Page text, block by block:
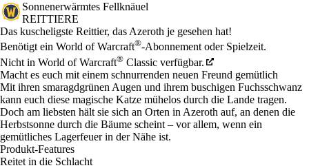
Sonnenerwärmtes Fellknäuel
REITTIERE
Product Notification
Das kuscheligste Reittier, das Azeroth je gesehen hat!
Preis
Available actions
Benötigt ein World of Warcraft®-Abonnement oder Spielzeit.
Nicht in World of Warcraft® Classic verfügbar.
Macht es euch mit einem schnurrenden neuen Freund gemütlich
Mit ihren smaragdgrünen Augen und ihrem buschigen Fuchsschwanz
kann euch diese magische Katze mühelos durch die Lande tragen.
Doch am liebsten hält sie sich an Orten in Azeroth auf, an denen die
Herbstsonne durch die Bäume scheint – vor allem, wenn ein
gemütliches Lagerfeuer in der Nähe ist.
Produkt-Features
Reitet in die Schlacht